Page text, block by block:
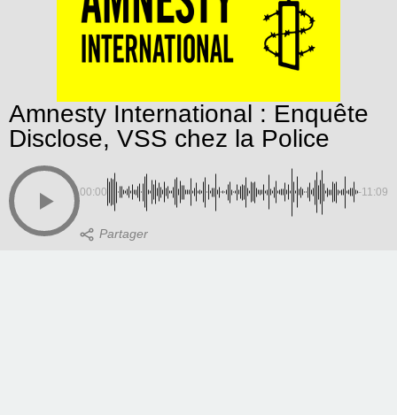
Amnesty International : Enquête
Disclose, VSS chez la Police
00:00 -11:09